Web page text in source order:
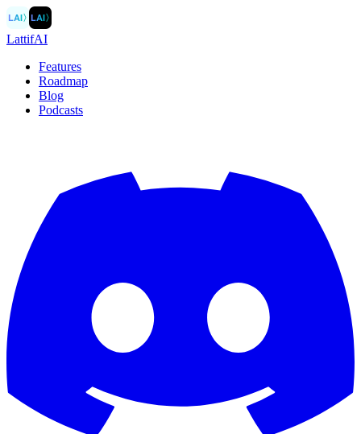
LAI〉LAI〉
LattifAI
Features
Roadmap
Blog
Podcasts